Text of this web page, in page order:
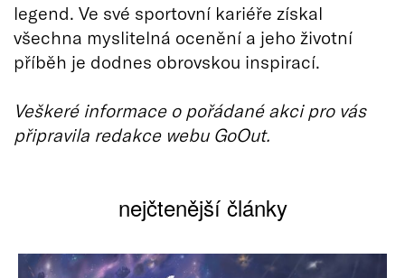
legend. Ve své sportovní kariéře získal
všechna myslitelná ocenění a jeho životní
příběh je dodnes obrovskou inspirací.
Veškeré informace o pořádané akci pro vás
připravila redakce webu GoOut.
nejčtenější články